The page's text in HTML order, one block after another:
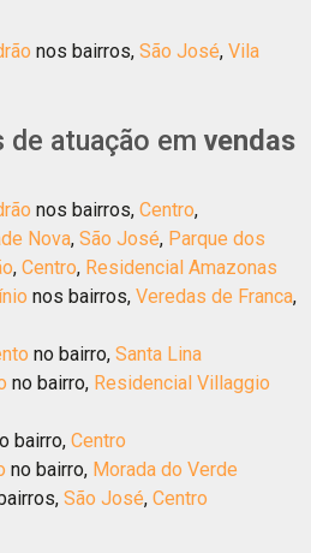
nos bairros, São José, Vila
de atuação em vendas
nos bairros, Centro,
Nova, São José, Parque dos
, Centro, Residencial Amazonas
nos bairros, Veredas de Franca,
no bairro, Santa Lina
no bairro, Residencial Villaggio
bairro, Centro
no bairro, Morada do Verde
São José, Centro